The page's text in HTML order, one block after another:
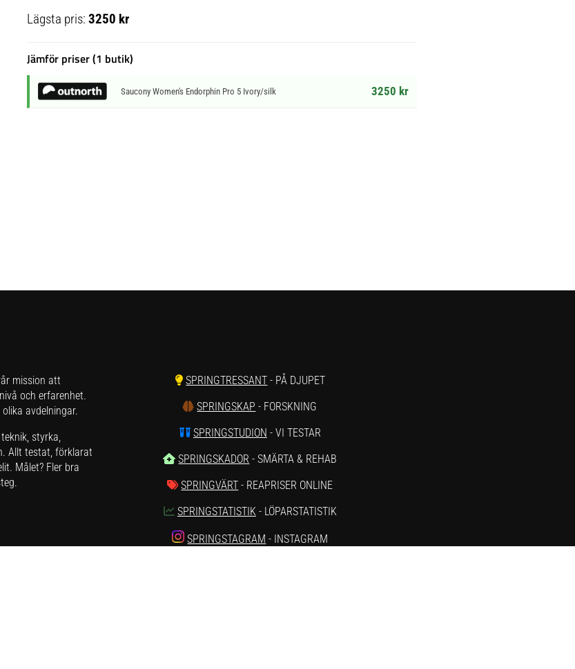
Lägsta pris: 3250 kr
Jämför priser (1 butik)
Saucony Women's Endorphin Pro 5 Ivory/silk 3250 kr
mission att
och erfarenhet.
avdelningar.
styrka,
Allt testat, förklarat
Målet? Fler bra
SPRINGTRESSANT - PÅ DJUPET
SPRINGSKAP - FORSKNING
SPRINGSTUDION - VI TESTAR
SPRINGSKADOR - SMÄRTA & REHAB
SPRINGVÄRT - REAPRISER ONLINE
SPRINGSTATISTIK - LÖPARSTATISTIK
SPRINGSTAGRAM - INSTAGRAM